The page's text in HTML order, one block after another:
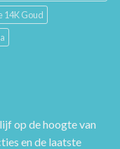
14K Goud
op de hoogte van
en de laatste